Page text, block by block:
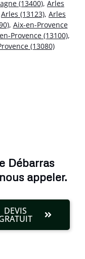
(13400), Arles
Arles (13123), Arles
, Aix-en-Provence
Provence (13100),
(13080)
Débarras
appeler.
DEVIS